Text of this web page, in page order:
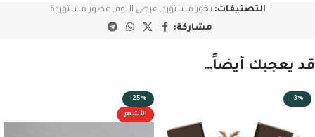
التصنيفات: بخور مستورد, عرض اليوم, عطور مستوردة
مشاركة:
قد يعجبك أيضاً…
-3%
-25%
الأشهر